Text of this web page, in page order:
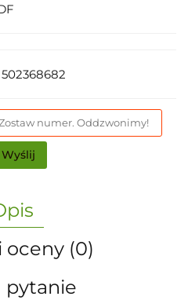
Wyślij
oceny (0)
pytanie